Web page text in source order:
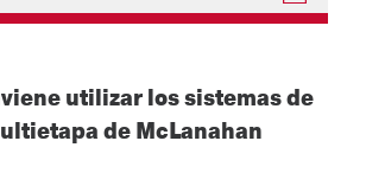
utilizar los sistemas de
de McLanahan